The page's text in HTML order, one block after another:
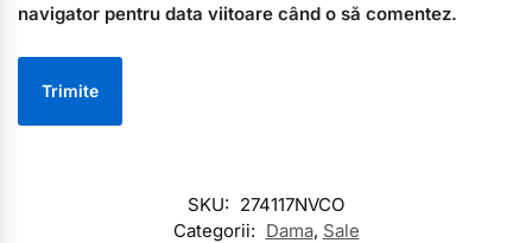
navigator pentru data viitoare când o să comentez.
SKU: 274117NVCO
Categorii: Dama, Sale